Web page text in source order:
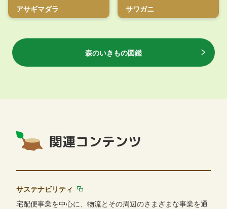
アサギマダラ サワガニ
森のいきもの図鑑
関連コンテンツ
サステナビリティ
宅配便事業を中心に、物流とその周辺のさまざまな事業を通